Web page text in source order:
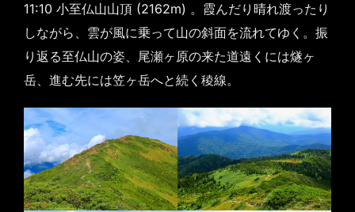
11:10 小至仏山山頂 (2162m) 。霞んだり晴れ渡ったり
しながら、雲が風に乗って山の斜面を流れてゆく。振
り返る至仏山の姿、尾瀬ヶ原の来た道遠くには燧ヶ
岳、進む先には笠ヶ岳へと続く稜線。